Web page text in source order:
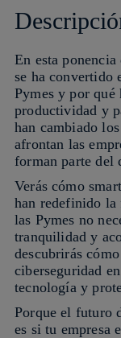
En esta
se ha convertido
Pymes y por qué
productividad y
han cambiado
afrontan las
forman parte del
Verás cómo
han redefinido la
las Pymes no
tranquilidad y
descubrirás
ciberseguridad
tecnología y
Porque el futuro
es si tu empresa